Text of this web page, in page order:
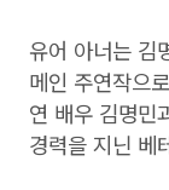
유어 아너는 김
메인 주연작으
연 배우 김명민
경력을 지닌 베